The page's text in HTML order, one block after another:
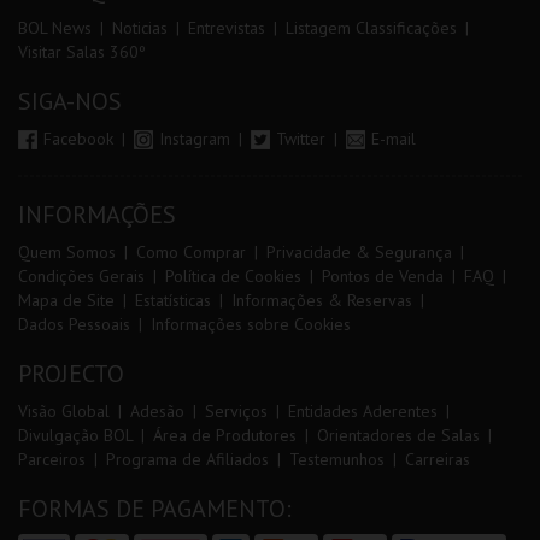
BOL News Noticias Entrevistas
Listagem Classificações
Visitar Salas 360º
SIGA-NOS
Facebook Instagram Twitter E-mail
INFORMAÇÕES
Quem Somos Como Comprar
Privacidade & Segurança
Condições Gerais
Política de Cookies Pontos de Venda
FAQ
Mapa de Site
Estatísticas
Informações & Reservas
Dados Pessoais
Informações sobre Cookies
PROJECTO
Visão Global Adesão Serviços
Entidades Aderentes
Divulgação BOL
Área de Produtores
Orientadores de Salas
Parceiros
Programa de Afiliados Testemunhos Carreiras
FORMAS DE PAGAMENTO: